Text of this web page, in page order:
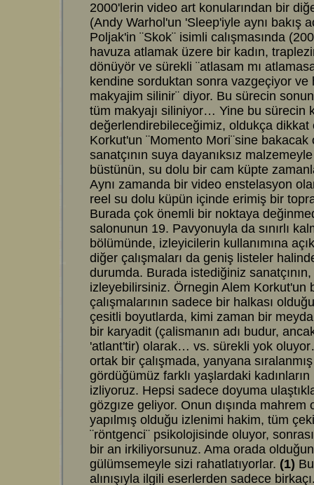
2000'lerin video art konularından bir
(Andy Warhol'un 'Sleep'iyle aynı bakış
Poljak'in ¨Skok¨ isimli calışmasında
havuza atlamak üzere bir kadın,
dönüyör ve sürekli ¨atlasam mı
kendine sorduktan sonra vazgeçiyor ve
makyajim silinir¨ diyor. Bu sürecin
tüm makyajı siliniyor… Yine bu sürecin
değerlendirebileceğimiz, oldukça dikkat
Korkut'un ¨Momento Mori¨sine
sanatçının suya dayanıksız
büstünün, su dolu bir cam küpte
Aynı zamanda bir video enstelasyon
reel su dolu küpün içinde erimiş bir
Burada çok önemli bir noktaya
salonunun 19. Pavyonuyla da sınırlı
bölümünde, izleyicilerin kullanımına
diğer çalışmaları da geniş listeler
durumda. Burada istediğiniz
izleyebilirsiniz. Örnegin Alem Korkut'un
çalışmalarının sadece bir halkası
çesitli boyutlarda, kimi zaman bir
bir karyadit (çalismanın adı budur,
'atlant'tir) olarak… vs. sürekli yok
ortak bir çalışmada, yanyana
gördüğümüz farklı yaşlardaki
izliyoruz. Hepsi sadece doyuma
gözgıze geliyor. Onun dışında
yapılmış olduğu izlenimi hakim, tüm
¨röntgenci¨ psikolojisinde oluyor,
bir an irkiliyorsunuz. Ama orada
gülümsemeyle sizi rahatlatıyorlar. (1)
alınışıyla ilgili eserlerden sadece